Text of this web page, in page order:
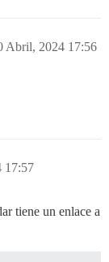
Abril, 2024 17:56
17:57
tiene un enlace a